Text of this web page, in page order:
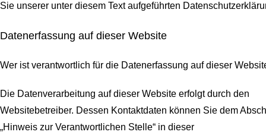
Sie unserer unter diesem Text aufgeführten
Datenerfassung auf dieser Website
Wer ist verantwortlich für die Datenerfassung auf dieser
Die Datenverarbeitung auf dieser Website erfolgt durch den
Websitebetreiber. Dessen Kontaktdaten können Sie dem
„Hinweis zur Verantwortlichen Stelle“ in dieser